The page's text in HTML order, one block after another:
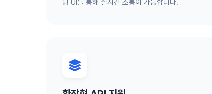
팅 UI를 통해 실시간 소통이 가능합니다.